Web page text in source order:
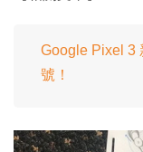
Google Pixel 3
號！